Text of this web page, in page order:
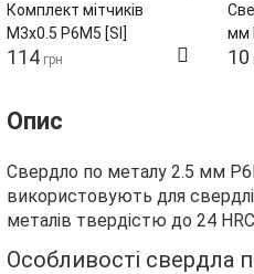
Комплект мітчиків
М3х0.5 Р6М5 [SI]
114 грн
мм
10
Опис
Свердло по металу 2.5 мм
використовують для
металів твердістю до 24
Особливості свердла